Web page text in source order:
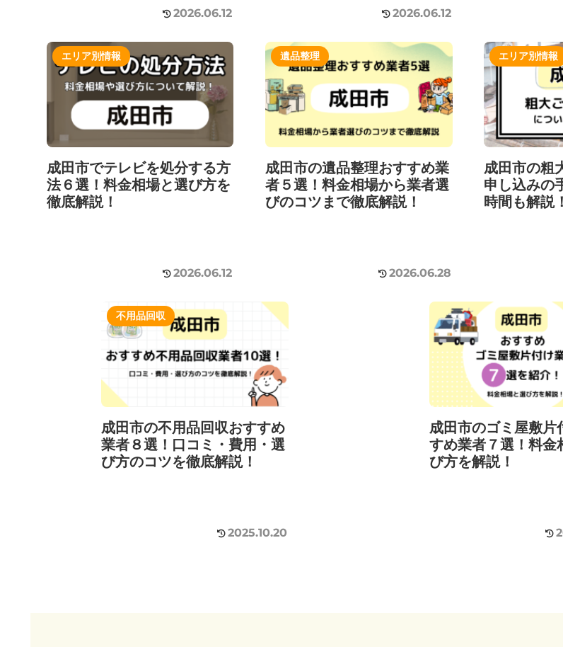
2026.06.12 2026.06.12
エリア別情報
成田市でテレビを処分する方
法６選！料金相場と選び方を
徹底解説！
2026.06.12
遺品整理
成田市の遺品整理おすすめ業
者５選！料金相場から業者選
びのコツまで徹底解説！
2026.06.28
エリア別情報
成田市の粗
申し込みの
時間も解説！
不用品回収
成田市の不用品回収おすすめ
業者８選！口コミ・費用・選
び方のコツを徹底解説！
2025.10.20
成田市のゴミ屋敷片
すめ業者７選！料金
び方を解説！